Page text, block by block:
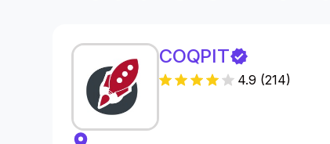
COQPIT
4.9 (214)